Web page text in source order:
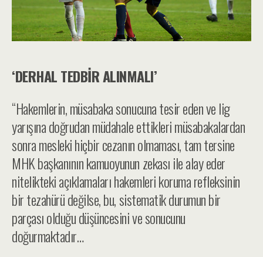
‘DERHAL TEDBİR ALINMALI’
“Hakemlerin, müsabaka sonucuna tesir eden ve lig
yarışına doğrudan müdahale ettikleri müsabakalardan
sonra mesleki hiçbir cezanın olmaması, tam tersine
MHK başkanının kamuoyunun zekası ile alay eder
nitelikteki açıklamaları hakemleri koruma refleksinin
bir tezahürü değilse, bu, sistematik durumun bir
parçası olduğu düşüncesini ve sonucunu
doğurmaktadır…